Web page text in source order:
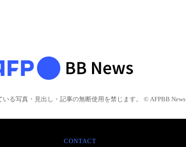
いる写真・見出し・記事の無断使用を禁じます。 © AFPBB News
CONTACT